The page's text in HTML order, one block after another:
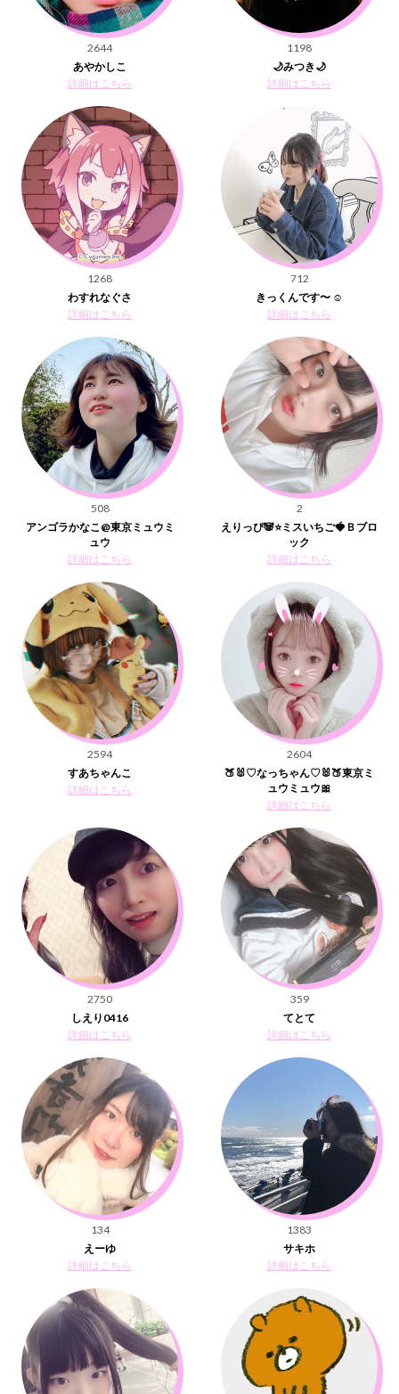
2644
あやかしこ
詳細はこちら
1198
🌙みつき🌙
詳細はこちら
1268
わすれなぐさ
詳細はこちら
712
きっくんです〜‪︎‬ ‪︎☺︎
詳細はこちら
508
アンゴラかなこ@東京ミュウミ
ュウ
詳細はこちら
2
えりっぴ🐼⭐️ミスいちご🍓Ｂブロ
ック
詳細はこちら
2594
すあちゃんこ
詳細はこちら
2604
🍑🐰♡なっちゃん♡🐰🍑東京ミ
ュウミュウ🎀
詳細はこちら
2750
しえり0416
詳細はこちら
359
てとて
詳細はこちら
134
えーゆ
詳細はこちら
1383
サキホ
詳細はこちら